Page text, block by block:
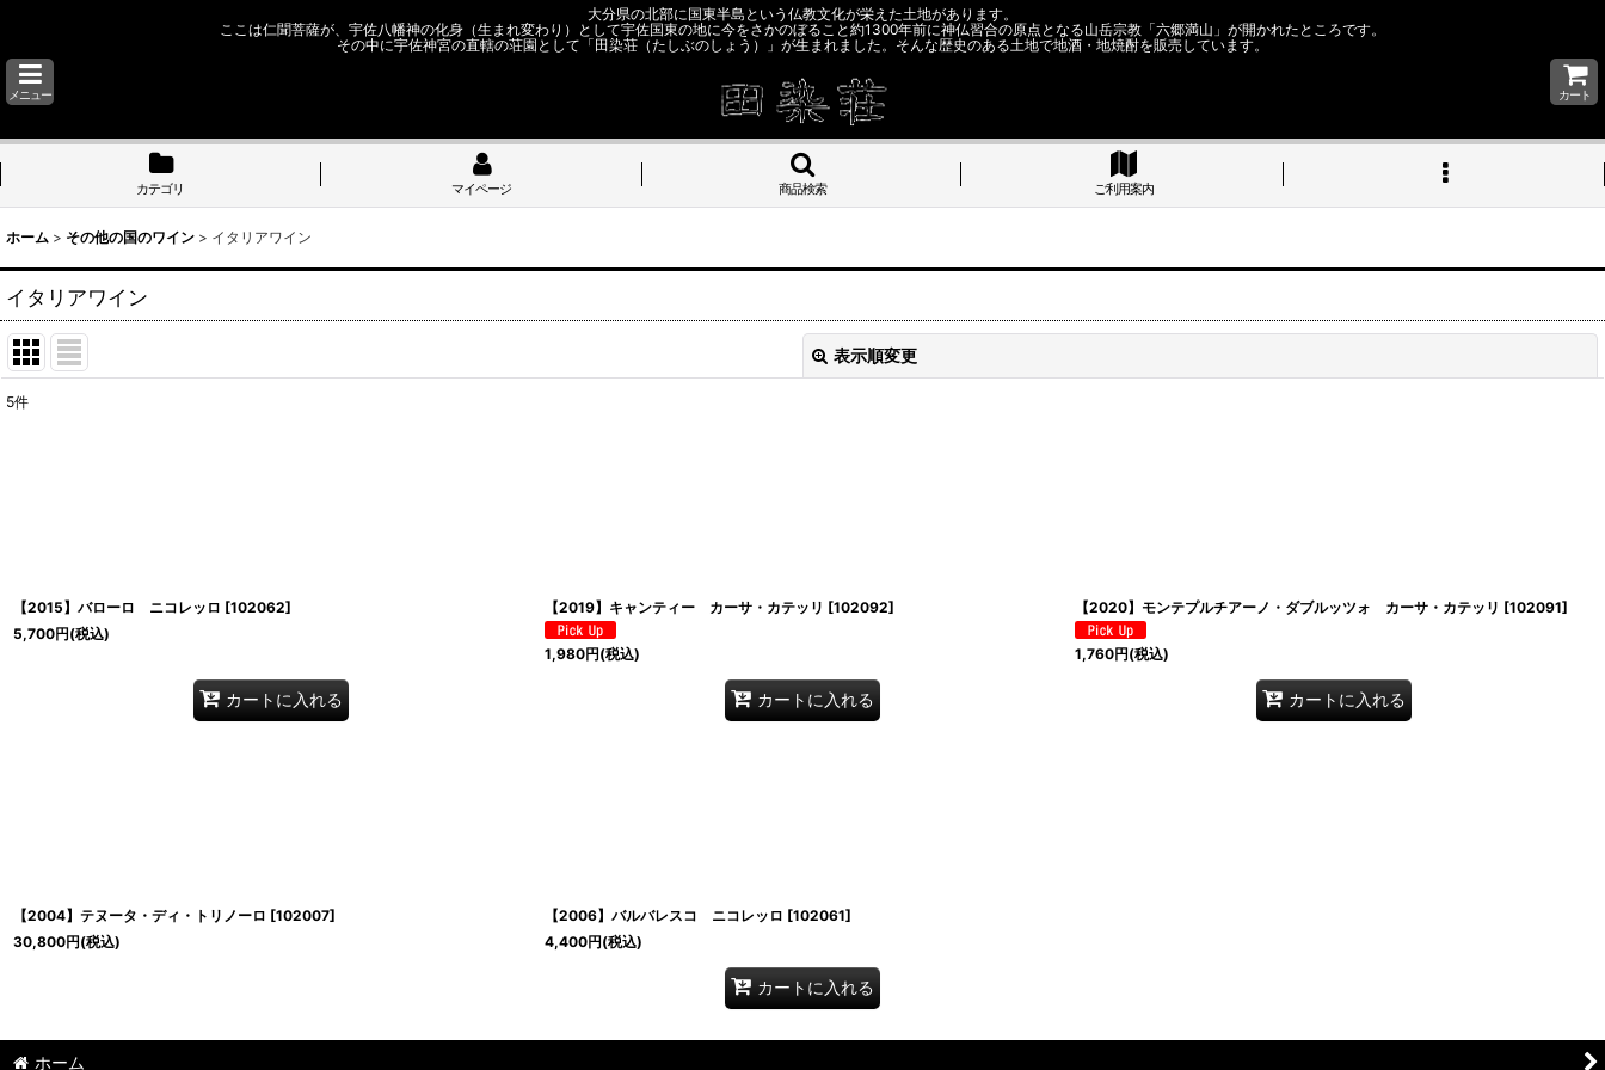
大分県の北部に国東半島という仏教文化が栄えた土地があります。
ここは仁聞菩薩が、宇佐八幡神の化身（生まれ変わり）として宇佐国東の地に今をさかのぼること約1300年前に神仏習合の原点となる山岳宗教「六郷満山」が開かれたところです。
その中に宇佐神宮の直轄の荘園として「田染荘（たしぶのしょう）」が生まれました。そんな歴史のある土地で地酒・地焼酎を販売しています。
メニュー カート
カテゴリ マイページ 商品検索 ご利用案内
ホーム > その他の国のワイン > イタリアワイン
イタリアワイン
表示順変更
5件
【2015】バローロ ニコレッロ [102062]
5,700円(税込)
カートに入れる
【2019】キャンティー カーサ・カテッリ [102092]
1,980円(税込)
カートに入れる
【2020】モンテプルチアーノ・ダブルッツォ カーサ・カテッリ [102091]
1,760円(税込)
カートに入れる
【2004】テヌータ・ディ・トリノーロ [102007]
30,800円(税込)
【2006】バルバレスコ ニコレッロ [102061]
4,400円(税込)
カートに入れる
ホーム